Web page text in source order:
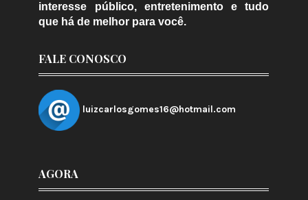
interesse público, entretenimento e tudo
que há de melhor para você.
FALE CONOSCO
luizcarlosgomes16@hotmail.com
AGORA